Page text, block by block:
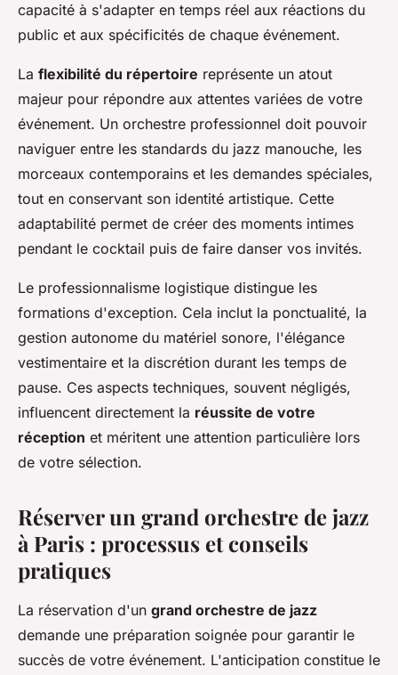
capacité à s'adapter en temps réel aux réactions du
public et aux spécificités de chaque événement.
La flexibilité du répertoire représente un atout
majeur pour répondre aux attentes variées de votre
événement. Un orchestre professionnel doit pouvoir
naviguer entre les standards du jazz manouche, les
morceaux contemporains et les demandes spéciales,
tout en conservant son identité artistique. Cette
adaptabilité permet de créer des moments intimes
pendant le cocktail puis de faire danser vos invités.
Le professionnalisme logistique distingue les
formations d'exception. Cela inclut la ponctualité, la
gestion autonome du matériel sonore, l'élégance
vestimentaire et la discrétion durant les temps de
pause. Ces aspects techniques, souvent négligés,
influencent directement la réussite de votre
réception et méritent une attention particulière lors
de votre sélection.
Réserver un grand orchestre de jazz
à Paris : processus et conseils
pratiques
La réservation d'un grand orchestre de jazz
demande une préparation soignée pour garantir le
succès de votre événement. L'anticipation constitue le